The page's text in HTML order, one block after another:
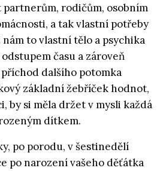
partnerům, rodičům, osobním
a tak vlastní potřeby
nám to vlastní tělo a psychika
času a zároveň
dalšího potomka
základní žebříček hodnot,
by si měla držet v mysli každá
dítkem.
po porodu, v šestinedělí
po narození vašeho děťátka